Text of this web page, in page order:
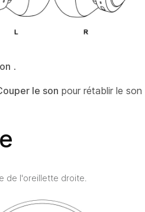
.
le son pour rétablir le
de l'oreillette droite.